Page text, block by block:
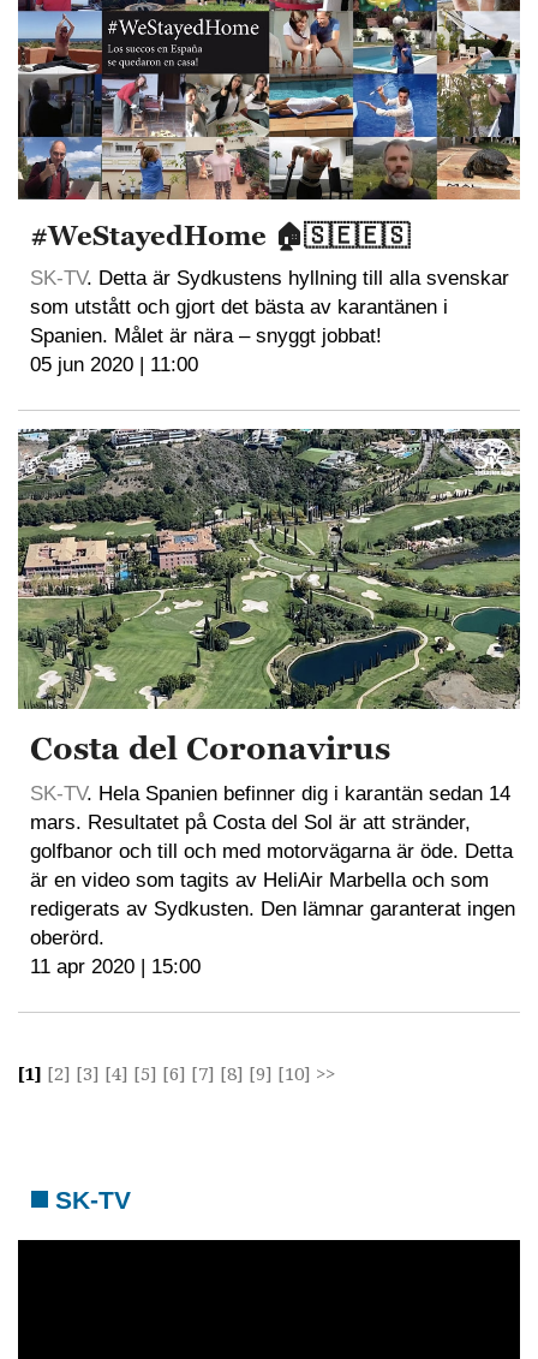
#WeStayedHome 🏠🇸🇪🇪🇸
SK-TV. Detta är Sydkustens hyllning till alla svenskar
som utstått och gjort det bästa av karantänen i
Spanien. Målet är nära – snyggt jobbat!
05 jun 2020 | 11:00
Costa del Coronavirus
SK-TV. Hela Spanien befinner dig i karantän sedan 14
mars. Resultatet på Costa del Sol är att stränder,
golfbanor och till och med motorvägarna är öde. Detta
är en video som tagits av HeliAir Marbella och som
redigerats av Sydkusten. Den lämnar garanterat ingen
oberörd.
11 apr 2020 | 15:00
[1] [2] [3] [4] [5] [6] [7] [8] [9] [10] >>
SK-TV